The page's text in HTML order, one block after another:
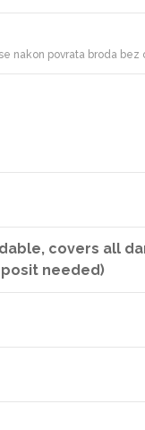
nakon povrata broda bez
covers all
needed)